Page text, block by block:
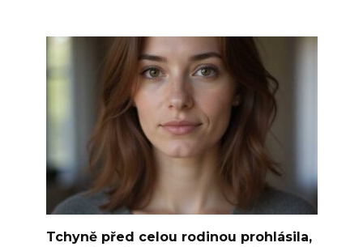
Tchyně před celou rodinou prohlásila,